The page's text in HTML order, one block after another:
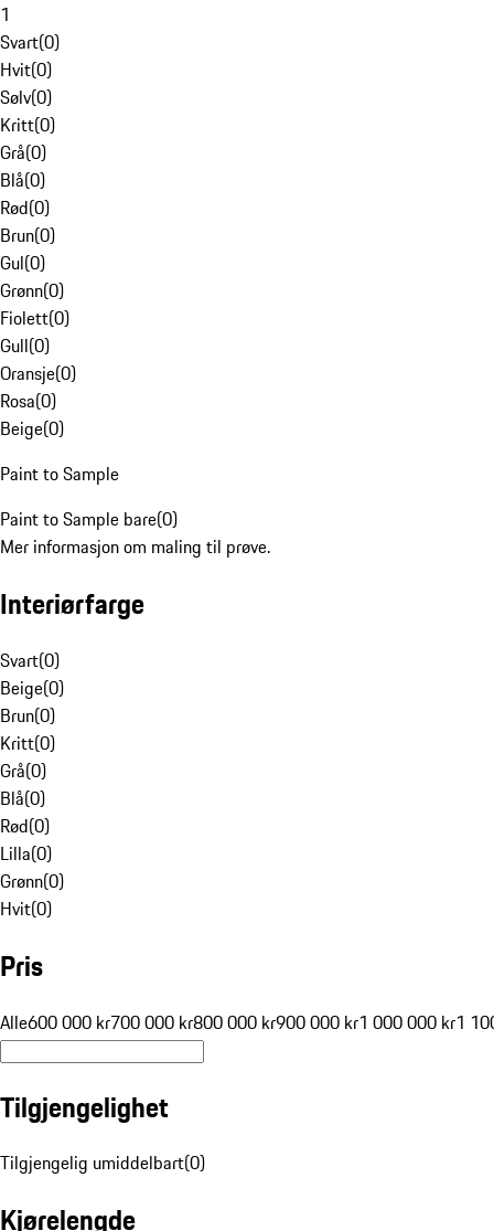
1
Svart(0)
Hvit(0)
Sølv(0)
Kritt(0)
Grå(0)
Blå(0)
Rød(0)
Brun(0)
Gul(0)
Grønn(0)
Fiolett(0)
Gull(0)
Oransje(0)
Rosa(0)
Beige(0)
Paint to Sample
Paint to Sample bare(0)
Mer informasjon om maling til prøve.
Interiørfarge
Svart(0)
Beige(0)
Brun(0)
Kritt(0)
Grå(0)
Blå(0)
Rød(0)
Lilla(0)
Grønn(0)
Hvit(0)
Pris
Alle600 000 kr700 000 kr800 000 kr900 000 kr1 000 000 kr1
Tilgjengelighet
Tilgjengelig umiddelbart(0)
Kjørelengde